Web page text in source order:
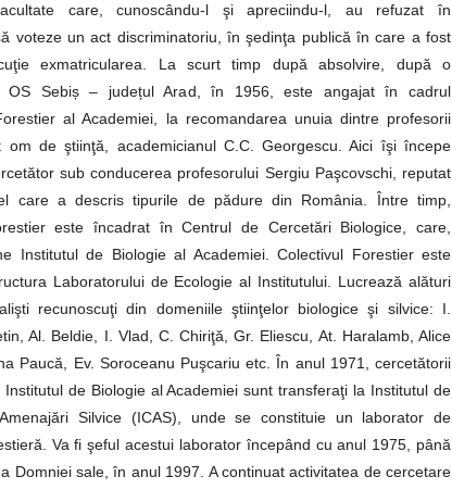
care, cunoscându-l şi apreciindu-l, au refuzat în
voteze un act discriminatoriu, în şedinţa publică în care a fost
exmatricularea. La scurt timp după absolvire, după o
OS Sebiș – județul Arad, în 1956, este angajat în cadrul
al Academiei, la recomandarea unuia dintre profesorii
om de ştiinţă, academicianul C.C. Georgescu. Aici îşi începe
sub conducerea profesorului Sergiu Paşcovschi, reputat
care a descris tipurile de pădure din România. Între timp,
este încadrat în Centrul de Cercetări Biologice, care,
Institutul de Biologie al Academiei. Colectivul Forestier este
Laboratorului de Ecologie al Institutului. Lucrează alături
recunoscuţi din domeniile ştiinţelor biologice şi silvice: I.
Al. Beldie, I. Vlad, C. Chiriţă, Gr. Eliescu, At. Haralamb, Alice
Paucă, Ev. Soroceanu Puşcariu etc. În anul 1971, cercetătorii
Institutul de Biologie al Academiei sunt transferaţi la Institutul de
Silvice (ICAS), unde se constituie un laborator de
Va fi şeful acestui laborator începând cu anul 1975, până
Domniei sale, în anul 1997. A continuat activitatea de cercetare